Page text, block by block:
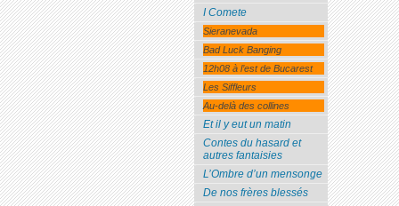
I Comete
Sieranevada
Bad Luck Banging
12h08 à l’est de Bucarest
Les Siffleurs
Au-delà des collines
Et il y eut un matin
Contes du hasard et
autres fantaisies
L’Ombre d’un mensonge
De nos frères blessés